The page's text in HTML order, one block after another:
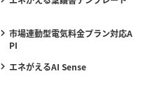
市場連動型電気料金プラン対応A
PI
エネがえるAI Sense